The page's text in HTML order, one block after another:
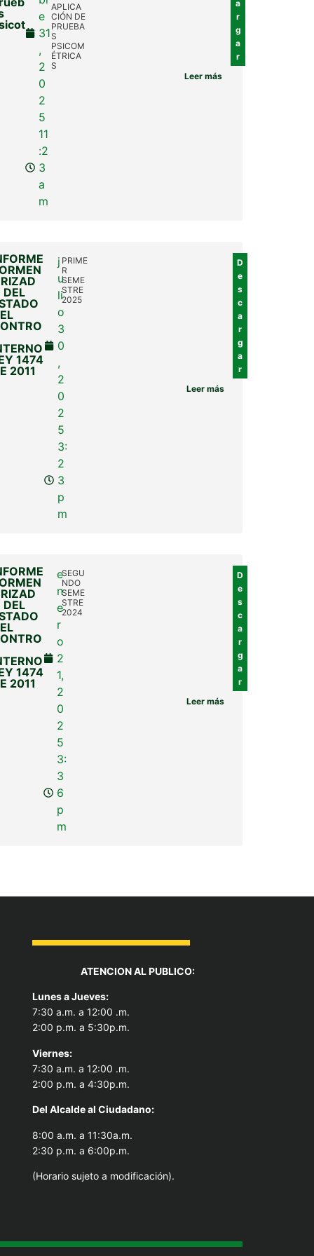
e
31
,
2
0
2
5
11
:2
3
a
m
APLICA
CIÓN DE
PRUEBA
S
PSICOM
ÉTRICA
S
Leer más
a
r
g
a
r
DEL
1474
2011
j
u
li
o
3
0
,
2
0
2
5
3:
2
3
p
m
PRIME
R
SEME
STRE
2025
Leer más
D
e
s
c
a
r
g
a
r
DEL
1474
2011
e
n
e
r
o
2
1,
2
0
2
5
3:
3
6
p
m
SEGU
NDO
SEME
STRE
2024
Leer más
D
e
s
c
a
r
g
a
r
ATENCION AL PUBLICO:
Lunes a Jueves:
7:30 a.m. a 12:00 .m.
2:00 p.m. a 5:30p.m.
Viernes:
7:30 a.m. a 12:00 .m.
2:00 p.m. a 4:30p.m.
Del Alcalde al Ciudadano:
8:00 a.m. a 11:30a.m.
2:30 p.m. a 6:00p.m.
(Horario sujeto a modificación).